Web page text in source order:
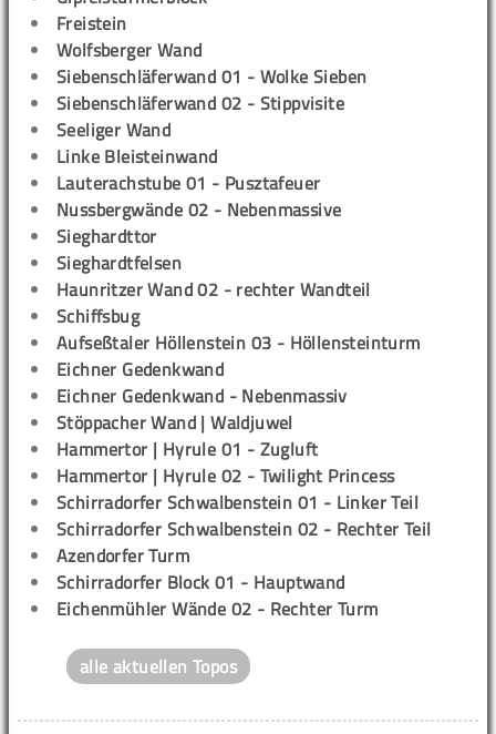
Freistein
Wolfsberger Wand
Siebenschläferwand 01 - Wolke Sieben
Siebenschläferwand 02 - Stippvisite
Seeliger Wand
Linke Bleisteinwand
Lauterachstube 01 - Pusztafeuer
Nussbergwände 02 - Nebenmassive
Sieghardttor
Sieghardtfelsen
Haunritzer Wand 02 - rechter Wandteil
Schiffsbug
Aufseßtaler Höllenstein 03 - Höllensteinturm
Eichner Gedenkwand
Eichner Gedenkwand - Nebenmassiv
Stöppacher Wand | Waldjuwel
Hammertor | Hyrule 01 - Zugluft
Hammertor | Hyrule 02 - Twilight Princess
Schirradorfer Schwalbenstein 01 - Linker Teil
Schirradorfer Schwalbenstein 02 - Rechter Teil
Azendorfer Turm
Schirradorfer Block 01 - Hauptwand
Eichenmühler Wände 02 - Rechter Turm
alle aktuellen Topos